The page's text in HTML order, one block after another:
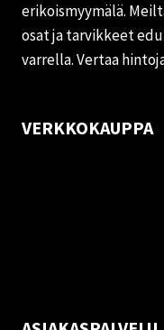
erikoismyymälä.
osat ja tarvikkeet
varrella. Vertaa
VERKKOKAUPPA